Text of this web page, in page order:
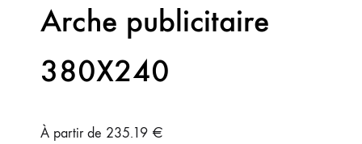
Arche publicitaire
380X240
À partir de 235.19 €